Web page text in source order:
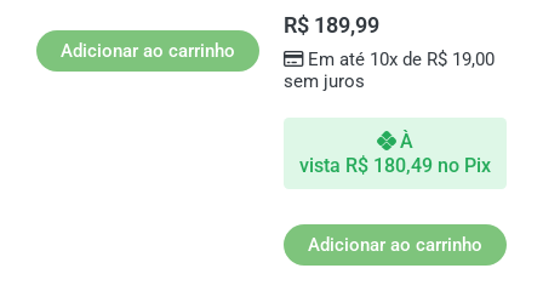
Adicionar ao carrinho
R$ 189,99
Em até 10x de R$19,00
sem juros
À
vista R$ 180,49 no Pix
Adicionar ao carrinho